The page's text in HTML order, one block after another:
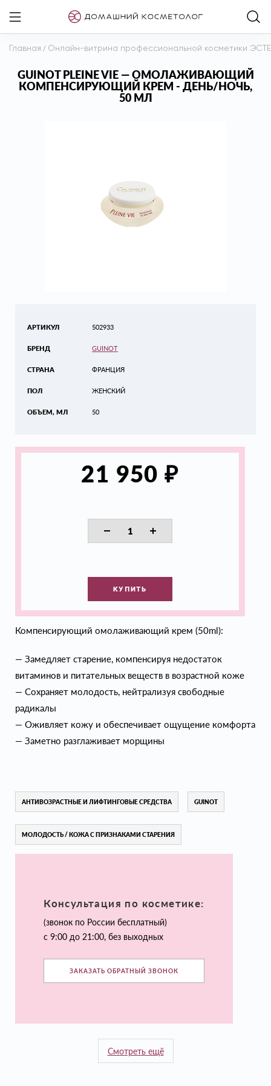
Главная / Онлайн-витрина профессиональной косметики
GUINOT PLEINE VIE — ОМОЛАЖИВАЮЩИЙ
КОМПЕНСИРУЮЩИЙ КРЕМ - ДЕНЬ/НОЧЬ,
50 МЛ
АРТИКУЛ
БРЕНД
СТРАНА
ПОЛ
ОБЪЕМ, МЛ
502933
GUINOT
ФРАНЦИЯ
ЖЕНСКИЙ
50
21 950₽
КУПИТЬ
Компенсирующий омолаживающий крем (50ml):
— Замедляет старение, компенсируя недостаток
витаминов и питательных веществ в возрастной коже
— Сохраняет молодость, нейтрализуя свободные
радикалы
— Оживляет кожу и обеспечивает ощущение комфорта
— Заметно разглаживает морщины
АНТИВОЗРАСТНЫЕ И ЛИФТИНГОВЫЕ СРЕДСТВА GUINOT
МОЛОДОСТЬ / КОЖА С ПРИЗНАКАМИ СТАРЕНИЯ
Консультация по косметике:
(звонок по России бесплатный)
с 9:00 до 21:00, без выходных
ЗАКАЗАТЬ ОБРАТНЫЙ ЗВОНОК
Смотреть ещё